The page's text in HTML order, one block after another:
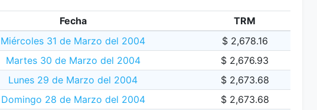
Fecha
TRM
Miércoles 31 de Marzo del 2004
$ 2,678.16
Martes 30 de Marzo del 2004
$ 2,676.93
Lunes 29 de Marzo del 2004
$ 2,673.68
Domingo 28 de Marzo del 2004
$ 2,673.68